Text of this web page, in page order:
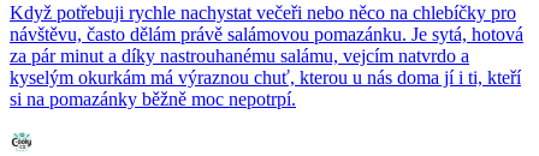
Když potřebuji rychle nachystat večeři nebo něco na chlebíčky pro
návštěvu, často dělám právě salámovou pomazánku. Je sytá, hotová
za pár minut a díky nastrouhanému salámu, vejcím natvrdo a
kyselým okurkám má výraznou chuť, kterou u nás doma jí i ti, kteří
si na pomazánky běžně moc nepotrpí.